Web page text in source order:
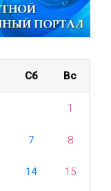
Сб Вс
1
7 8
14 15